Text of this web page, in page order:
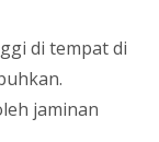
di tempat di
jaminan